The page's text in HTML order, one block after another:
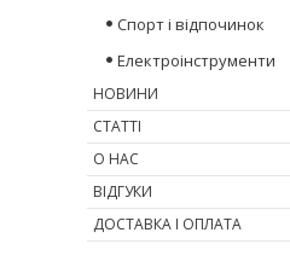
Спорт і відпочинок
Електроінструменти
НОВИНИ
СТАТТІ
О НАС
ВІДГУКИ
ДОСТАВКА І ОПЛАТА